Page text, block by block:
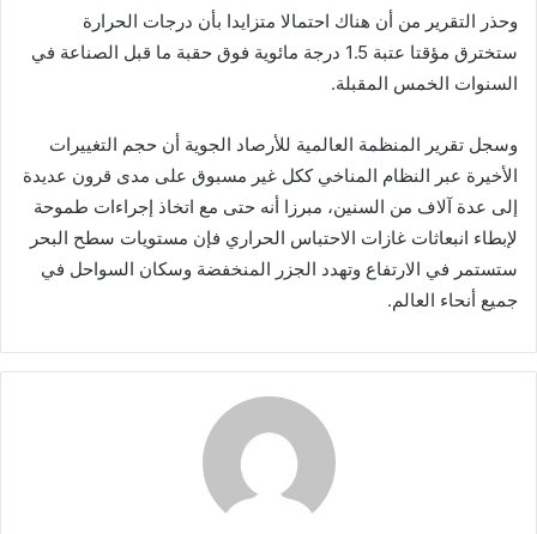
وحذر التقرير من أن هناك احتمالا متزايدا بأن درجات الحرارة
ستخترق مؤقتا عتبة 1.5 درجة مائوية فوق حقبة ما قبل الصناعة في
السنوات الخمس المقبلة.
وسجل تقرير المنظمة العالمية للأرصاد الجوية أن حجم التغييرات
الأخيرة عبر النظام المناخي ككل غير مسبوق على مدى قرون عديدة
إلى عدة آلاف من السنين، مبرزا أنه حتى مع اتخاذ إجراءات طموحة
لإبطاء انبعاثات غازات الاحتباس الحراري فإن مستويات سطح البحر
ستستمر في الارتفاع وتهدد الجزر المنخفضة وسكان السواحل في
جميع أنحاء العالم.